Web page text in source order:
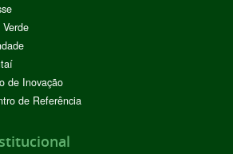
de Inovação
de Referência